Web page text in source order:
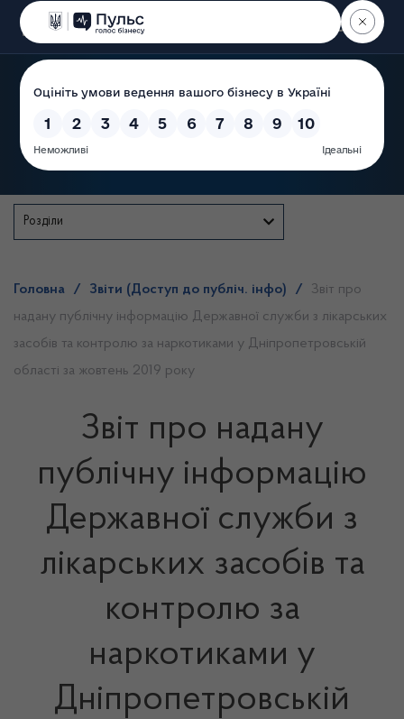
Пошук
Розділи
Головна / Звіти (Доступ до публіч. інфо) /
Звіт про
надану публічну інформацію Державної служби з лікарських
засобів та контролю за наркотиками у Дніпропетровській
області за жовтень 2019 року
Звіт про надану
публічну інформацію
Державної служби з
лікарських засобів та
контролю за
наркотиками у
Дніпропетровській